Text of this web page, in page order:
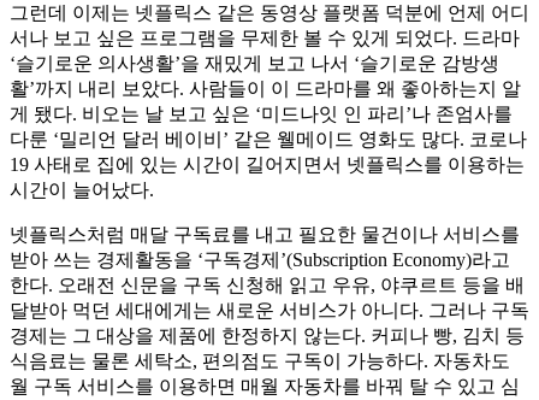
그런데 이제는 넷플릭스 같은 동영상 플랫폼 덕분에 언제 어디
서나 보고 싶은 프로그램을 무제한 볼 수 있게 되었다. 드라마
‘슬기로운 의사생활’을 재밌게 보고 나서 ‘슬기로운 감방생
활’까지 내리 보았다. 사람들이 이 드라마를 왜 좋아하는지 알
게 됐다. 비오는 날 보고 싶은 ‘미드나잇 인 파리’나 존엄사를
다룬 ‘밀리언 달러 베이비’ 같은 웰메이드 영화도 많다. 코로나
19 사태로 집에 있는 시간이 길어지면서 넷플릭스를 이용하는
시간이 늘어났다.
넷플릭스처럼 매달 구독료를 내고 필요한 물건이나 서비스를
받아 쓰는 경제활동을 ‘구독경제’(Subscription Economy)라고
한다. 오래전 신문을 구독 신청해 읽고 우유, 야쿠르트 등을 배
달받아 먹던 세대에게는 새로운 서비스가 아니다. 그러나 구독
경제는 그 대상을 제품에 한정하지 않는다. 커피나 빵, 김치 등
식음료는 물론 세탁소, 편의점도 구독이 가능하다. 자동차도
월 구독 서비스를 이용하면 매월 자동차를 바꿔 탈 수 있고 심